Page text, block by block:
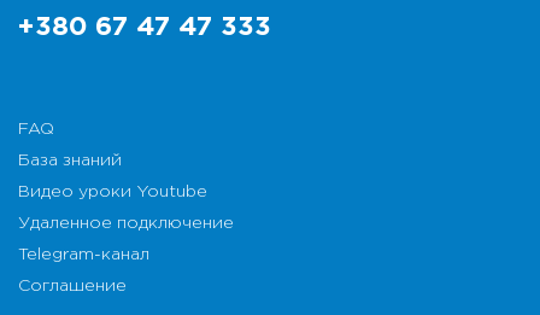
+380 67 47 47 333
FAQ
База знаний
Видео уроки Youtube
Удаленное подключение
Telegram-канал
Соглашение